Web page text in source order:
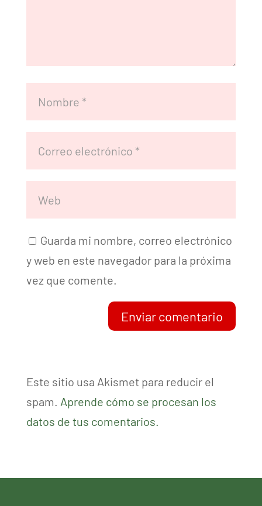
Guarda mi nombre, correo electrónico
y web en este navegador para la próxima
vez que comente.
Enviar comentario
Este sitio usa Akismet para reducir el
spam. Aprende cómo se procesan los
datos de tus comentarios.